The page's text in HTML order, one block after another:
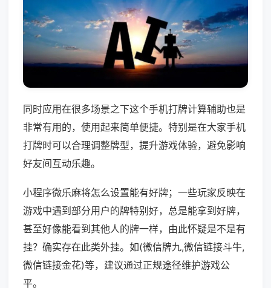
同时应用在很多场景之下这个手机打牌计算辅助也是
非常有用的，使用起来简单便捷。特别是在大家手机
打牌时可以合理调整牌型，提升游戏体验，避免影响
好友间互动乐趣。
小程序微乐麻将怎么设置能有好牌；一些玩家反映在
游戏中遇到部分用户的牌特别好，总是能拿到好牌，
甚至好像能看到其他人的牌一样，由此怀疑是不是有
挂？确实存在此类外挂。如(微信牌九,微信链接斗牛,
微信链接金花)等，建议通过正规途径维护游戏公
平。